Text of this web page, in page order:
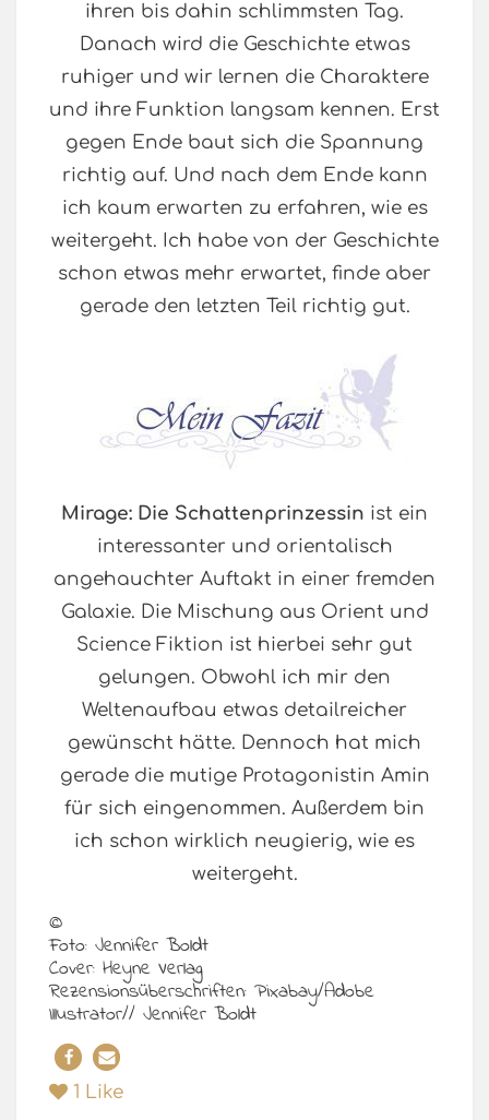
ihren bis dahin schlimmsten Tag.
Danach wird die Geschichte etwas
ruhiger und wir lernen die Charaktere
und ihre Funktion langsam kennen. Erst
gegen Ende baut sich die Spannung
richtig auf. Und nach dem Ende kann
ich kaum erwarten zu erfahren, wie es
weitergeht. Ich habe von der Geschichte
schon etwas mehr erwartet, finde aber
gerade den letzten Teil richtig gut.
Mirage: Die Schattenprinzessin ist ein
interessanter und orientalisch
angehauchter Auftakt in einer fremden
Galaxie. Die Mischung aus Orient und
Science Fiktion ist hierbei sehr gut
gelungen. Obwohl ich mir den
Weltenaufbau etwas detailreicher
gewünscht hätte. Dennoch hat mich
gerade die mutige Protagonistin Amin
für sich eingenommen. Außerdem bin
ich schon wirklich neugierig, wie es
weitergeht.
©
Foto: Jennifer Boldt
Cover: Heyne Verlag
Rezensionsüberschriften: Pixabay/Adobe
Illustrator// Jennifer Boldt
1 Like